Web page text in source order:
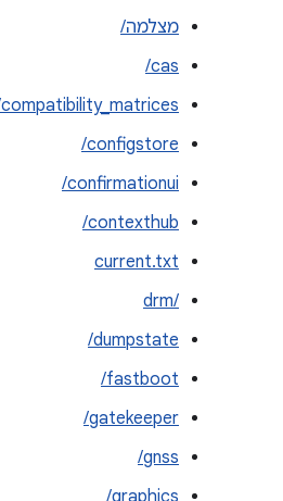
מצלמה/
cas/
compatibility_matrices/
configstore/
confirmationui/
contexthub/
current.txt
drm/‎
dumpstate/
fastboot/
gatekeeper/
gnss/
graphics/